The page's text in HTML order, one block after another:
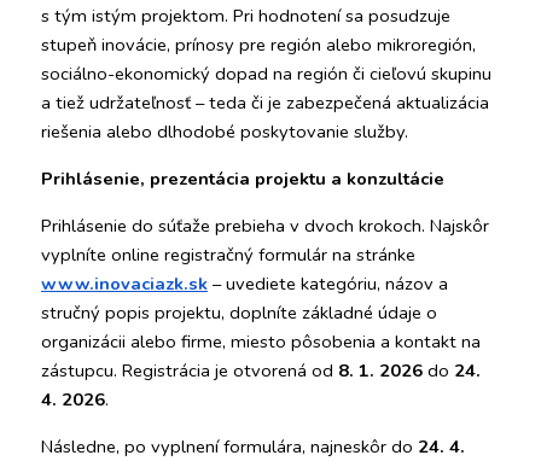
s tým istým projektom. Pri hodnotení sa posudzuje
stupeň inovácie, prínosy pre región alebo mikroregión,
sociálno-ekonomický dopad na región či cieľovú skupinu
a tiež udržateľnosť – teda či je zabezpečená aktualizácia
riešenia alebo dlhodobé poskytovanie služby.
Prihlásenie, prezentácia projektu a konzultácie
Prihlásenie do súťaže prebieha v dvoch krokoch. Najskôr
vyplníte online registračný formulár na stránke
www.inovaciazk.sk – uvediete kategóriu, názov a
stručný popis projektu, doplníte základné údaje o
organizácii alebo firme, miesto pôsobenia a kontakt na
zástupcu. Registrácia je otvorená od 8. 1. 2026 do 24.
4. 2026.
Následne, po vyplnení formulára, najneskôr do 24. 4.